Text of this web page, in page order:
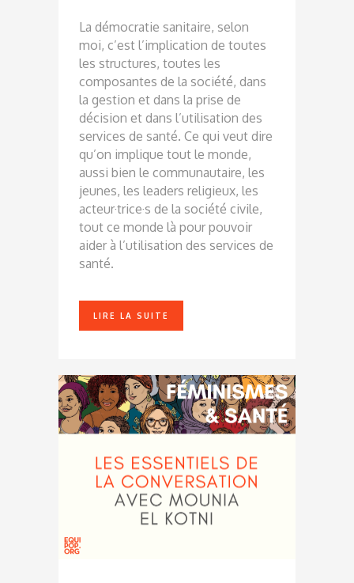
La démocratie sanitaire, selon
moi, c’est l’implication de toutes
les structures, toutes les
composantes de la société, dans
la gestion et dans la prise de
décision et dans l’utilisation des
services de santé. Ce qui veut dire
qu’on implique tout le monde,
aussi bien le communautaire, les
jeunes, les leaders religieux, les
acteur·trice·s de la société civile,
tout ce monde là pour pouvoir
aider à l’utilisation des services de
santé.
LIRE LA SUITE